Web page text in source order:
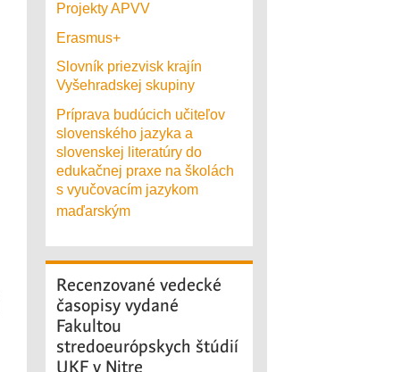
Projekty APVV
Erasmus+
Slovník priezvisk krajín
Vyšehradskej skupiny
Príprava budúcich učiteľov
slovenského jazyka a
slovenskej literatúry do
edukačnej praxe na školách
s vyučovacím jazykom
maďarským
Recenzované vedecké
časopisy vydané
Fakultou
stredoeurópskych štúdií
UKF v Nitre